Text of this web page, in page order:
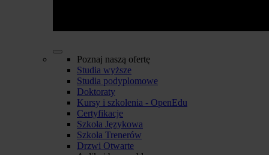
Poznaj naszą ofertę
Studia wyższe
Studia podyplomowe
Doktoraty
Kursy i szkolenia - OpenEdu
Certyfikacje
Szkoła Językowa
Szkoła Trenerów
Drzwi Otwarte